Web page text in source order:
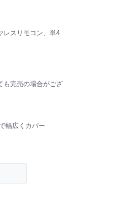
レスリモコン、単4
も完売の場合がござ
幅広くカバー